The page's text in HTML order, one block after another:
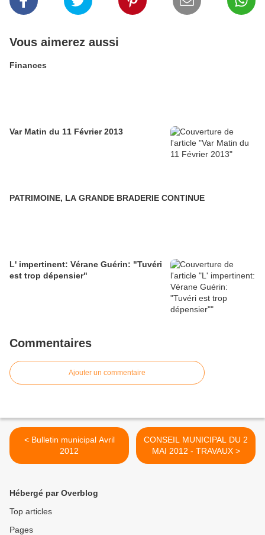
Vous aimerez aussi
Finances
Var Matin du 11 Février 2013
PATRIMOINE, LA GRANDE BRADERIE CONTINUE
L' impertinent: Vérane Guérin: "Tuvéri
est trop dépensier"
Commentaires
Ajouter un commentaire
< Bulletin municipal Avril
2012
CONSEIL MUNICIPAL DU 2
MAI 2012 - TRAVAUX >
Hébergé par Overblog
Top articles
Pages